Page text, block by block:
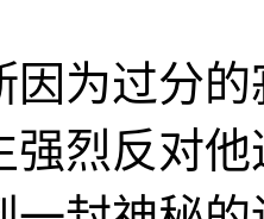
过分的
强烈反对